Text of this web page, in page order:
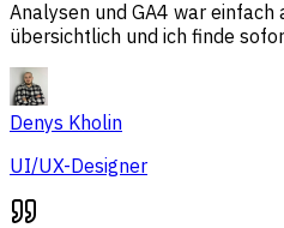
Analysen und GA4 war
übersichtlich und ich finde
Denys Kholin
UI/UX-Designer